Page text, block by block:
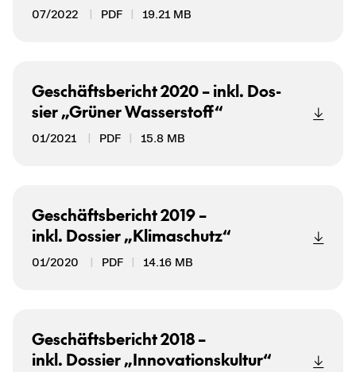
07/2022 PDF 19.21 MB
Ge­schäfts­be­richt 2020 – inkl. Dos­
sier „Grü­ner Was­ser­stoff“
01/2021 PDF 15.8 MB
Ge­schäfts­be­richt 2019 –
inkl. Dos­sier „Kli­ma­schutz“
01/2020 PDF 14.16 MB
Ge­schäfts­be­richt 2018 –
inkl. Dos­sier „In­no­va­ti­ons­kul­tur“